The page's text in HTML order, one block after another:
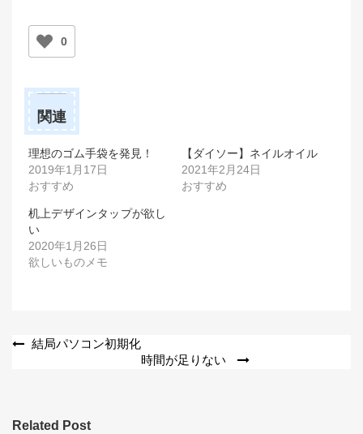
0
関連
理想のゴム手袋を発見！
2019年1月17日
おすすめ
【ダイソー】ネイルオイル
2021年2月24日
おすすめ
机上デザインタップが欲し
い
2020年1月26日
欲しいものメモ
投
ビ
結局パソコン初期化
時間が足りない
Related Post